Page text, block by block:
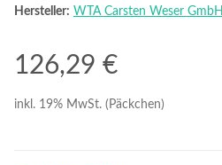
Hersteller: WTA Carsten Weser GmbH
126,29 €
inkl. 19% MwSt. (Päckchen)